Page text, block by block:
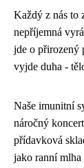
Každý z nás to
nepříjemná
jde o přirozený
vyjde duha -
Naše imunitní
náročný
přídavková
jako ranní mlha